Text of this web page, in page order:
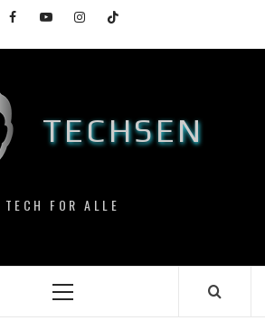
FacebookYouTubeInstagramTikTok
TECHSEN
TECH FOR ALLE
Primary